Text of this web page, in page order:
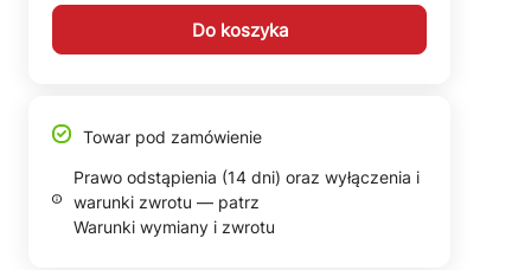
Do koszyka
Towar pod zamówienie
Prawo odstąpienia (14 dni) oraz wyłączenia i
warunki zwrotu — patrz
Warunki wymiany i zwrotu